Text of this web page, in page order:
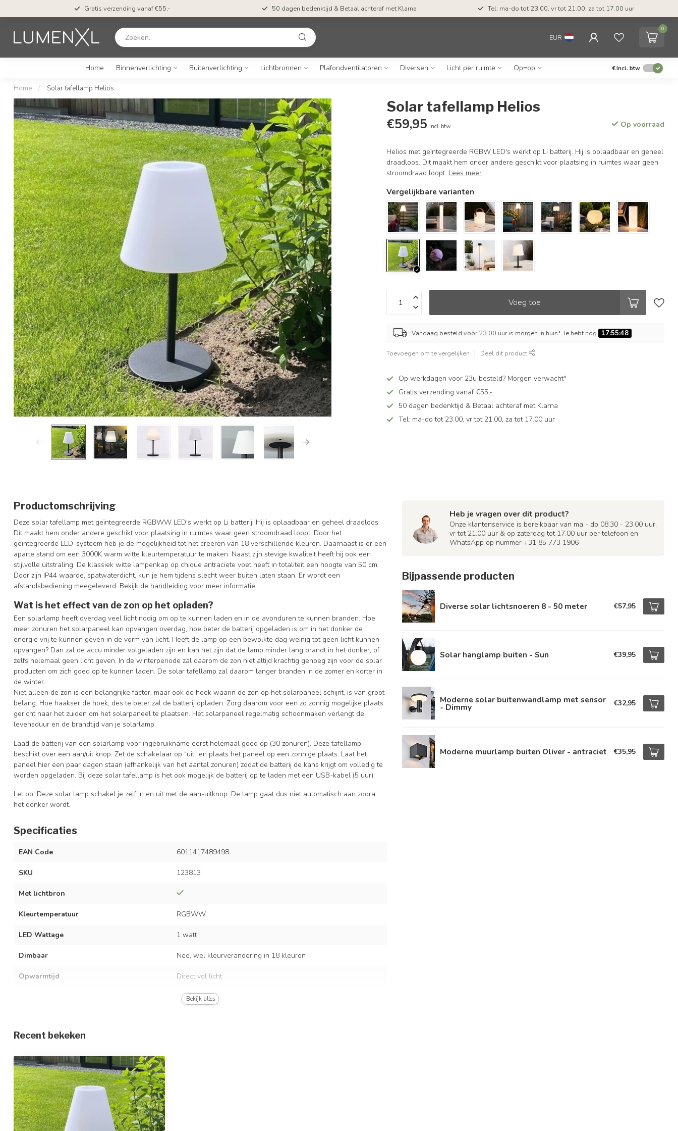
Gratis verzending vanaf €55,- 50 dagen bedenktijd & Betaal achteraf met Klarna Tel: ma-do tot 23.00, vr tot 21.00, za tot 17.00 uur
EUR
0
Home Binnenverlichting Buitenverlichting Lichtbronnen Plafondventilatoren Diversen Licht per ruimte Op=op €Incl. btw
Home / Solar tafellamp Helios
Solar tafellamp Helios
€59,95 Incl. btw Op voorraad
Helios met geïntegreerde RGBW LED's werkt op Li batterij. Hij is oplaadbaar en geheel
draadloos. Dit maakt hem onder andere geschikt voor plaatsing in ruimtes waar geen
stroomdraad loopt. Lees meer.
Vergelijkbare varianten
Voeg toe
Vandaag besteld voor 23.00 uur is morgen in huis*. Je hebt nog 17:55:47
Toevoegen om te vergelijken Deel dit product
Op werkdagen voor 23u besteld? Morgen verwacht*
Gratis verzending vanaf €55,-
50 dagen bedenktijd & Betaal achteraf met Klarna
Tel: ma-do tot 23.00, vr tot 21.00, za tot 17.00 uur
Productomschrijving
Deze solar tafellamp met geïntegreerde RGBWW LED's werkt op Li batterij. Hij is oplaadbaar en geheel draadloos.
Dit maakt hem onder andere geschikt voor plaatsing in ruimtes waar geen stroomdraad loopt. Door het
geïntegreerde LED-systeem heb je de mogelijkheid tot het creëren van 18 verschillende kleuren. Daarnaast is er een
aparte stand om een 3000K warm witte kleurtemperatuur te maken. Naast zijn stevige kwaliteit heeft hij ook een
stijlvolle uitstraling. De klassiek witte lampenkap op chique antraciete voet heeft in totaliteit een hoogte van 50 cm.
Door zijn IP44 waarde, spatwaterdicht, kun je hem tijdens slecht weer buiten laten staan. Er wordt een
afstandsbediening meegeleverd. Bekijk de handleiding voor meer informatie.
Wat is het effect van de zon op het opladen?
Een solarlamp heeft overdag veel licht nodig om op te kunnen laden en in de avonduren te kunnen branden. Hoe
meer zonuren het solarpaneel kan opvangen overdag, hoe beter de batterij opgeladen is om in het donker de
energie vrij te kunnen geven in de vorm van licht. Heeft de lamp op een bewolkte dag weinig tot geen licht kunnen
opvangen? Dan zal de accu minder volgeladen zijn en kan het zijn dat de lamp minder lang brandt in het donker, of
zelfs helemaal geen licht geven. In de winterperiode zal daarom de zon niet altijd krachtig genoeg zijn voor de solar
producten om zich goed op te kunnen laden. De solar tafellamp zal daarom langer branden in de zomer en korter in
de winter.
Niet alleen de zon is een belangrijke factor, maar ook de hoek waarin de zon op het solarpaneel schijnt, is van groot
belang. Hoe haakser de hoek, des te beter zal de batterij opladen. Zorg daarom voor een zo zonnig mogelijke plaats
gericht naar het zuiden om het solarpaneel te plaatsen. Het solarpaneel regelmatig schoonmaken verlengt de
levensduur en de brandtijd van je solarlamp.
Laad de batterij van een solarlamp voor ingebruikname eerst helemaal goed op (30 zonuren). Deze tafellamp
beschikt over een aan/uit knop. Zet de schakelaar op “uit" en plaats het paneel op een zonnige plaats. Laat het
paneel hier een paar dagen staan (afhankelijk van het aantal zonuren) zodat de batterij de kans krijgt om volledig te
worden opgeladen. Bij deze solar tafellamp is het ook mogelijk de batterij op te laden met een USB-kabel (5 uur).
Let op! Deze solar lamp schakel je zelf in en uit met de aan-uitknop. De lamp gaat dus niet automatisch aan zodra
het donker wordt.
Specificaties
EAN Code 6011417489498
SKU 123813
Met lichtbron
Kleurtemperatuur RGBWW
LED Wattage 1 watt
Dimbaar Nee, wel kleurverandering in 18 kleuren
Opwarmtijd Direct vol licht
60 lumen
Afmetingen
Materiaal
Kleur armatuur
Solarpaneel
Sensor
Bekijk alles
Heb je vragen over dit product?
Onze klantenservice is bereikbaar van ma - do 08.30 - 23.00 uur,
vr tot 21.00 uur & op zaterdag tot 17.00 uur per telefoon en
WhatsApp op nummer +31 85 773 1906
Bijpassende producten
Diverse solar lichtsnoeren 8 - 50 meter €57,95
Solar hanglamp buiten - Sun €39,95
Moderne solar buitenwandlamp met sensor
- Dimmy €32,95
Moderne muurlamp buiten Oliver - antraciet €35,95
Recent bekeken